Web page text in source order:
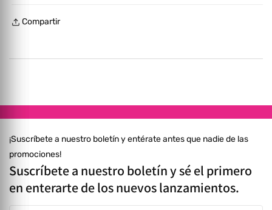
Armado opcional con costo adicional. Consulta más en
compra para productos sin usar y en su empaque original. 💰
dentro de los 7 días posteriores a la recepción, varias opciones
Compartir
¡Suscríbete a nuestro boletín y entérate antes que nadie de las
promociones!
Suscríbete a nuestro boletín y sé el primero
en enterarte de los nuevos lanzamientos.